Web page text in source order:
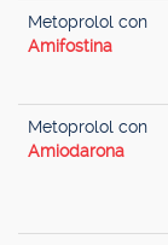
Metoprolol con
Amifostina
Metoprolol con
Amiodarona